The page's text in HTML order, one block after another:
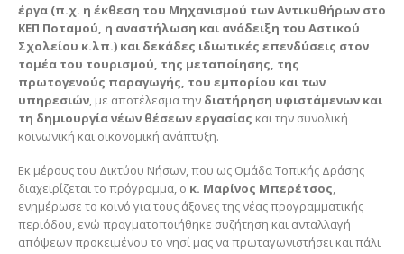
έργα (π.χ. η έκθεση του Μηχανισμού των Αντικυθήρων στο
ΚΕΠ Ποταμού, η αναστήλωση και ανάδειξη του Αστικού
Σχολείου κ.λπ.) και δεκάδες ιδιωτικές επενδύσεις στον
τομέα του τουρισμού, της μεταποίησης, της
πρωτογενούς παραγωγής, του εμπορίου και των
υπηρεσιών, με αποτέλεσμα την διατήρηση υφιστάμενων και
τη δημιουργία νέων θέσεων εργασίας και την συνολική
κοινωνική και οικονομική ανάπτυξη.
Εκ μέρους του Δικτύου Νήσων, που ως Ομάδα Τοπικής Δράσης
διαχειρίζεται το πρόγραμμα, ο κ. Μαρίνος Μπερέτσος,
ενημέρωσε το κοινό για τους άξονες της νέας προγραμματικής
περιόδου, ενώ πραγματοποιήθηκε συζήτηση και ανταλλαγή
απόψεων προκειμένου το νησί μας να πρωταγωνιστήσει και πάλι